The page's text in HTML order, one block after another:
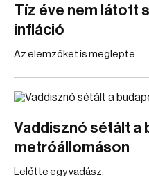
Tíz éve nem látott
infláció
Az elemzőket is meglepte.
Vaddisznó sétált a
metróállomáson
Lelőtte egy vadász.